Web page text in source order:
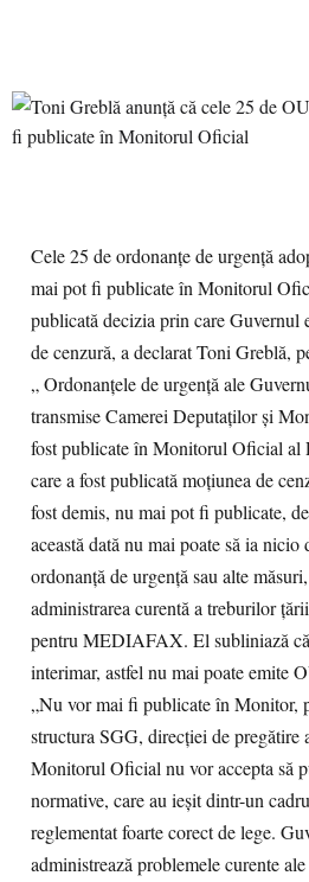
Cele 25 de ordonanţe de urgenţă
mai pot fi publicate în Monitorul
publicată decizia prin care Guvernul
de cenzură, a declarat Toni Greblă,
„ Ordonanţele de urgenţă ale
transmise Camerei Deputaţilor şi
fost publicate în Monitorul Oficial al
care a fost publicată moţiunea de
fost demis, nu mai pot fi publicate,
această dată nu mai poate să ia
ordonanţă de urgenţă sau alte
administrarea curentă a treburilor
pentru MEDIAFAX. El subliniază
interimar, astfel nu mai poate emite
„Nu vor mai fi publicate în Monitor,
structura SGG, direcţiei de pregătire
Monitorul Oficial nu vor accepta să
normative, care au ieşit dintr-un
reglementat foarte corect de lege.
administrează problemele curente